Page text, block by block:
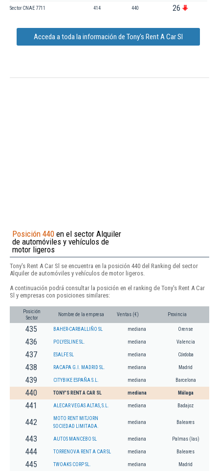
Sector CNAE 7711 414 440 26
Acceda a toda la información de Tony's Rent A Car Sl
Posición 440 en el sector Alquiler
de automóviles y vehículos de
motor ligeros
Tony's Rent A Car Sl se encuentra en la posición 440 del Ranking del sector
Alquiler de automóviles y vehículos de motor ligeros.
A continuación podrá consultar la posición en el ranking de Tony's Rent A Car
Sl y empresas con posiciones similares:
Posición
Sector
Nombre de la empresa Ventas (€) Provincia
435 BAHER-CARBALLIÑO SL mediana Orense
436 POLYESLINE SL. mediana Valencia
437 ESALFE SL mediana Córdoba
438 RACAPA G.I. MADRID SL. mediana Madrid
439 CITYBIKE ESPAÑA S.L. mediana Barcelona
440 TONY'S RENT A CAR SL mediana Málaga
441 ALECAR VEGAS ALTAS, S.L. mediana Badajoz
442
MOTO RENT MITJORN
SOCIEDAD LIMITADA.
mediana Baleares
443 AUTOS MANCEBO SL mediana Palmas (las)
444 TORRENOVA RENT A CAR SL mediana Baleares
445 TWOAKS CORP SL. mediana Madrid